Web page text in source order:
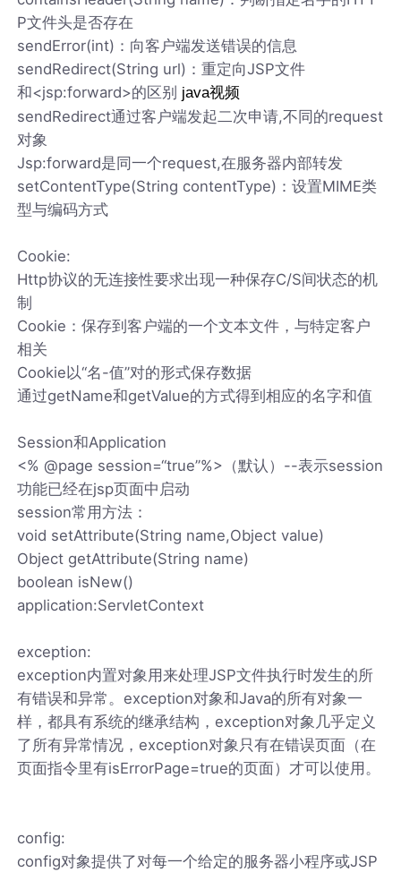
P文件头是否存在
sendError(int)：向客户端发送错误的信息
sendRedirect(String url)：重定向JSP文件
和<jsp:forward>的区别 java视频
sendRedirect通过客户端发起二次申请,不同的request
对象
Jsp:forward是同一个request,在服务器内部转发
setContentType(String contentType)：设置MIME类
型与编码方式
Cookie:
Http协议的无连接性要求出现一种保存C/S间状态的机
制
Cookie：保存到客户端的一个文本文件，与特定客户
相关
Cookie以“名-值”对的形式保存数据
通过getName和getValue的方式得到相应的名字和值
Session和Application
<% @page session=“true”%>（默认）--表示session
功能已经在jsp页面中启动
session常用方法：
void setAttribute(String name,Object value)
Object getAttribute(String name)
boolean isNew()
application:ServletContext
exception:
exception内置对象用来处理JSP文件执行时发生的所
有错误和异常。exception对象和Java的所有对象一
样，都具有系统的继承结构，exception对象几乎定义
了所有异常情况，exception对象只有在错误页面（在
页面指令里有isErrorPage=true的页面）才可以使用。
config:
config对象提供了对每一个给定的服务器小程序或JSP